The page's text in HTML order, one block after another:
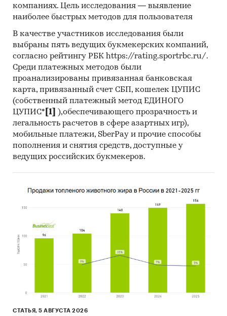
керамический, силикатный, огнеупорный,
облицовочный различной плотности и
теплопроводности.
О компании:
Компания «Экспресс-Обзор» – с 2005 года на
рынке готовых исследований. Исследования,
проведенные специалистами «Экспресс-
Обзор», дают возможность в сжатом виде
получить основную информацию и общее
представление о ситуации на рынке.
Полученные в ходе исследования оценки
независимы и объективны.
В портфеле компании более 2000 регулярно
Потребительские товары
Кирпич
Промышленность
Кирпич
Кирпич
Россия
компаниях. Цель исследования — выявление
наиболее быстрых методов для пользователя
В качестве участников исследования были
выбраны пять ведущих букмекерских компаний,
согласно рейтингу РБК https://rating.sportrbc.ru/.
Среди платежных методов были
проанализированы привязанная банковская
карта, привязанный счет СБП, кошелек ЦУПИС
(собственный платежный метод ЕДИНОГО
ЦУПИС* [1]
),обеспечивающего прозрачность и
легальность расчетов в сфере азартных игр),
мобильные платежи, SberPay и прочие способы
пополнения и снятия средств, доступные у
ведущих российских букмекеров.
СТАТЬЯ, 5 АВГУСТА 2026